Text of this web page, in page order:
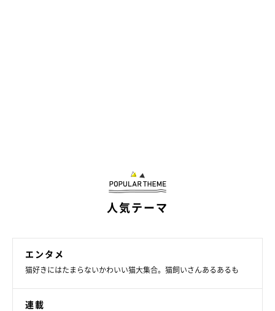
人気テーマ
エンタメ
猫好きにはたまらないかわいい猫大集合。猫飼いさんあるあるも
連載